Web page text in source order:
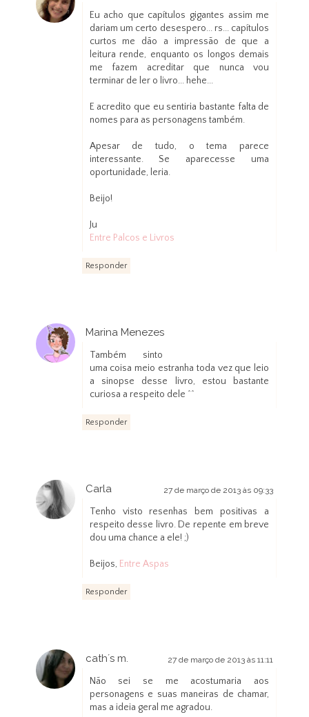
Eu acho que capítulos gigantes assim me
dariam um certo desespero... rs... capítulos
curtos me dão a impressão de que a
leitura rende, enquanto os longos demais
me fazem acreditar que nunca vou
terminar de ler o livro... hehe...
E acredito que eu sentiria bastante falta de
nomes para as personagens também.
Apesar de tudo, o tema parece
interessante. Se aparecesse uma
oportunidade, leria.
Beijo!
Ju
Entre Palcos e Livros
Responder
Marina Menezes
Também sinto
uma coisa meio estranha toda vez que leio
a sinopse desse livro, estou bastante
curiosa a respeito dele ^^
Responder
Carla 27 de março de 2013 às 09:33
Tenho visto resenhas bem positivas a
respeito desse livro. De repente em breve
dou uma chance a ele! ;)
Beijos, Entre Aspas
Responder
cath´s m. 27 de março de 2013 às 11:11
Não sei se me acostumaria aos
personagens e suas maneiras de chamar,
mas a ideia geral me agradou.